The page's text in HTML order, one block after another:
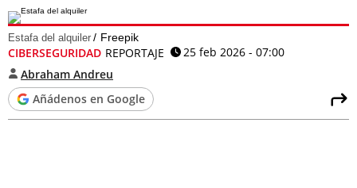
Estafa del alquiler Freepik
CIBERSEGURIDAD REPORTAJE
25 feb 2026 - 07:00
Abraham Andreu
Añádenos en Google